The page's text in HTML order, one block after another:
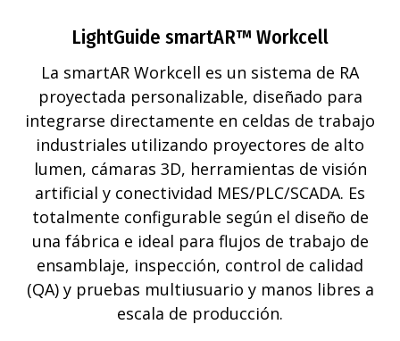
LightGuide smartAR™ Workcell
La smartAR Workcell es un sistema de RA
proyectada personalizable, diseñado para
integrarse directamente en celdas de trabajo
industriales utilizando proyectores de alto
lumen, cámaras 3D, herramientas de visión
artificial y conectividad MES/PLC/SCADA. Es
totalmente configurable según el diseño de
una fábrica e ideal para flujos de trabajo de
ensamblaje, inspección, control de calidad
(QA) y pruebas multiusuario y manos libres a
escala de producción.